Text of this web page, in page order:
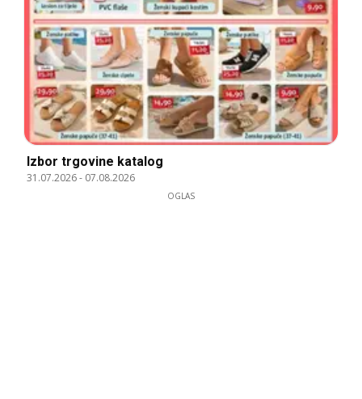
Izbor trgovine katalog
31.07.2026- 07.08.2026
OGLAS